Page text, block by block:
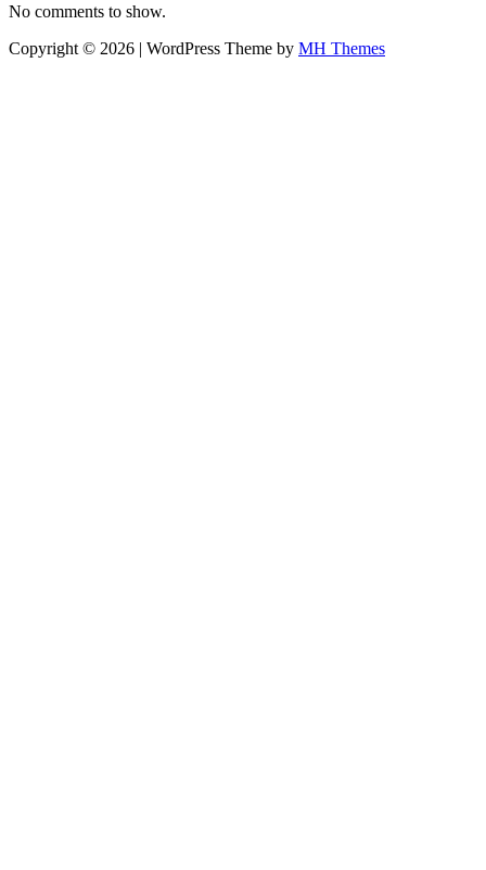
No comments to show.
Copyright © 2026 | WordPress Theme by MH Themes